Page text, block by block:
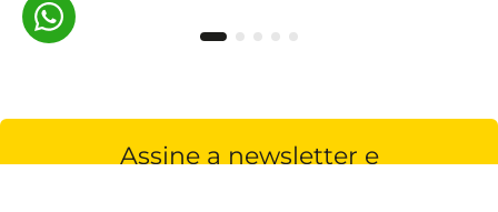
Assine a newsletter e